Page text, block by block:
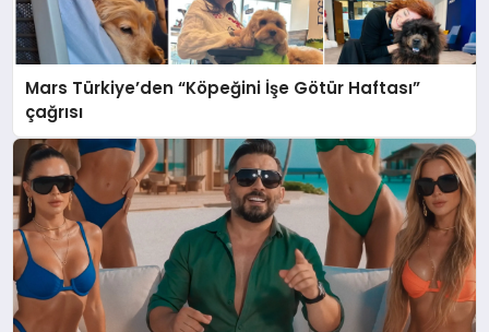
Mars Türkiye’den “Köpeğini İşe Götür Haftası”
çağrısı